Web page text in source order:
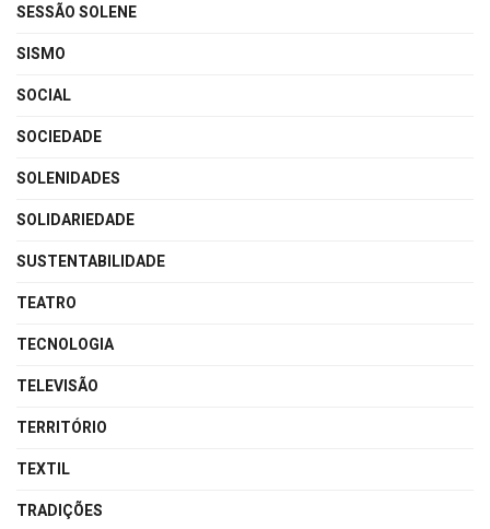
SESSÃO SOLENE
SISMO
SOCIAL
SOCIEDADE
SOLENIDADES
SOLIDARIEDADE
SUSTENTABILIDADE
TEATRO
TECNOLOGIA
TELEVISÃO
TERRITÓRIO
TEXTIL
TRADIÇÕES